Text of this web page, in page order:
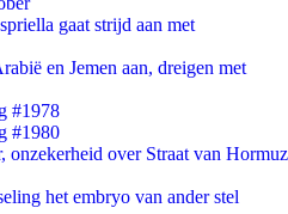
gaat strijd aan met
en Jemen aan, dreigen met
#1978
#1980
onzekerheid over Straat van Hormuz
het embryo van ander stel